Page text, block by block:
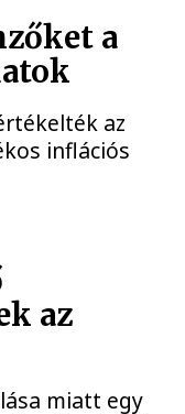
a
az
inflációs
az
miatt egy